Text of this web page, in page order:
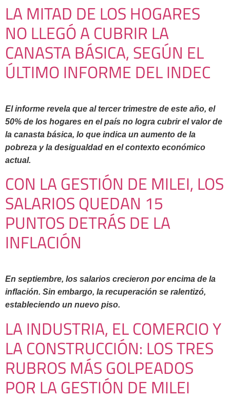
LA MITAD DE LOS HOGARES
NO LLEGÓ A CUBRIR LA
CANASTA BÁSICA, SEGÚN EL
ÚLTIMO INFORME DEL INDEC
El informe revela que al tercer trimestre de este año, el
50% de los hogares en el país no logra cubrir el valor de
la canasta básica, lo que indica un aumento de la
pobreza y la desigualdad en el contexto económico
actual.
CON LA GESTIÓN DE MILEI, LOS
SALARIOS QUEDAN 15
PUNTOS DETRÁS DE LA
INFLACIÓN
En septiembre, los salarios crecieron por encima de la
inflación. Sin embargo, la recuperación se ralentizó,
estableciendo un nuevo piso.
LA INDUSTRIA, EL COMERCIO Y
LA CONSTRUCCIÓN: LOS TRES
RUBROS MÁS GOLPEADOS
POR LA GESTIÓN DE MILEI